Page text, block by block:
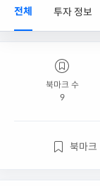
전체 투자 정보
북마크 수
9
북마크